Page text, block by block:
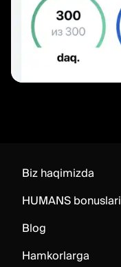
Biz haqimizda
HUMANS bonuslari
Blog
Hamkorlarga